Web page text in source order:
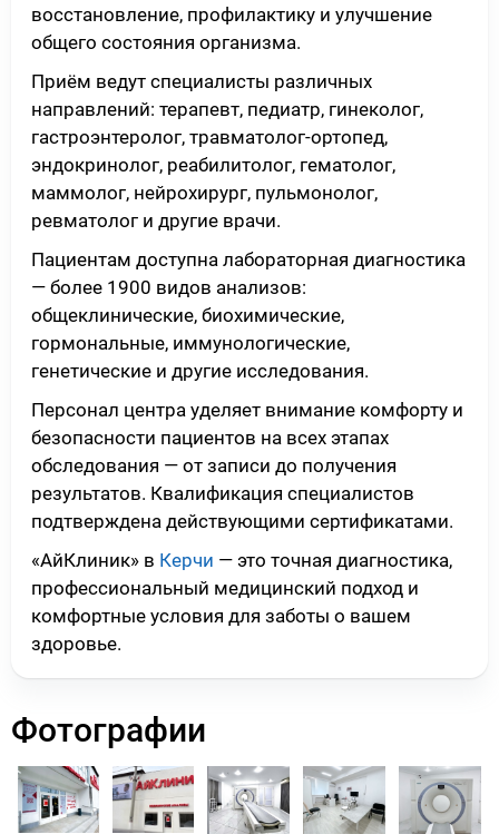
восстановление, профилактику и улучшение
общего состояния организма.
Приём ведут специалисты различных
направлений: терапевт, педиатр, гинеколог,
гастроэнтеролог, травматолог-ортопед,
эндокринолог, реабилитолог, гематолог,
маммолог, нейрохирург, пульмонолог,
ревматолог и другие врачи.
Пациентам доступна лабораторная диагностика
— более 1900 видов анализов:
общеклинические, биохимические,
гормональные, иммунологические,
генетические и другие исследования.
Персонал центра уделяет внимание комфорту и
безопасности пациентов на всех этапах
обследования — от записи до получения
результатов. Квалификация специалистов
подтверждена действующими сертификатами.
«АйКлиник» в Керчи — это точная диагностика,
профессиональный медицинский подход и
комфортные условия для заботы о вашем
здоровье.
Фотографии